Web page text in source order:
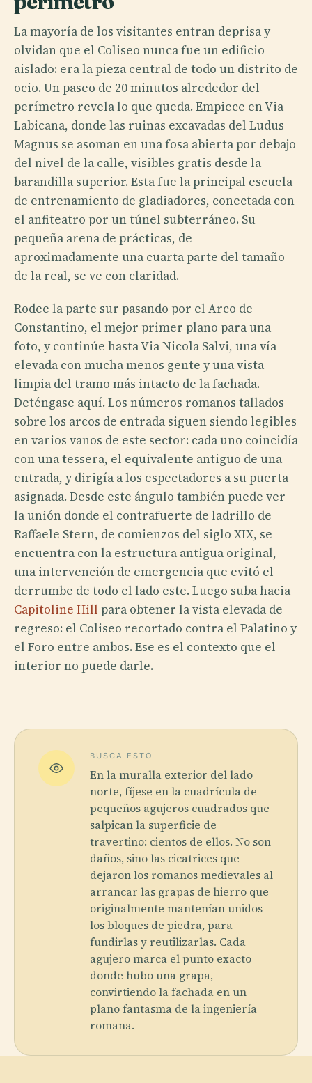
La mayoría de los visitantes entran deprisa y
olvidan que el Coliseo nunca fue un edificio
aislado: era la pieza central de todo un distrito de
ocio. Un paseo de 20 minutos alrededor del
perímetro revela lo que queda. Empiece en Via
Labicana, donde las ruinas excavadas del Ludus
Magnus se asoman en una fosa abierta por debajo
del nivel de la calle, visibles gratis desde la
barandilla superior. Esta fue la principal escuela
de entrenamiento de gladiadores, conectada con
el anfiteatro por un túnel subterráneo. Su
pequeña arena de prácticas, de
aproximadamente una cuarta parte del tamaño
de la real, se ve con claridad.
Rodee la parte sur pasando por el Arco de
Constantino, el mejor primer plano para una
foto, y continúe hasta Via Nicola Salvi, una vía
elevada con mucha menos gente y una vista
limpia del tramo más intacto de la fachada.
Deténgase aquí. Los números romanos tallados
sobre los arcos de entrada siguen siendo legibles
en varios vanos de este sector: cada uno coincidía
con una tessera, el equivalente antiguo de una
entrada, y dirigía a los espectadores a su puerta
asignada. Desde este ángulo también puede ver
la unión donde el contrafuerte de ladrillo de
Raffaele Stern, de comienzos del siglo XIX, se
encuentra con la estructura antigua original,
una intervención de emergencia que evitó el
derrumbe de todo el lado este. Luego suba hacia
Capitoline Hill para obtener la vista elevada de
regreso: el Coliseo recortado contra el Palatino y
el Foro entre ambos. Ese es el contexto que el
interior no puede darle.
BUSCA ESTO
En la muralla exterior del lado
norte, fíjese en la cuadrícula de
pequeños agujeros cuadrados que
salpican la superficie de
travertino: cientos de ellos. No son
daños, sino las cicatrices que
dejaron los romanos medievales al
arrancar las grapas de hierro que
originalmente mantenían unidos
los bloques de piedra, para
fundirlas y reutilizarlas. Cada
agujero marca el punto exacto
donde hubo una grapa,
convirtiendo la fachada en un
plano fantasma de la ingeniería
romana.